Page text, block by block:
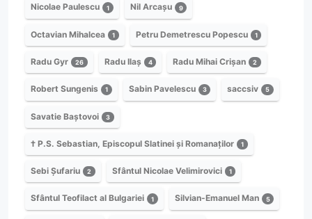
Nicolae Paulescu 1 Nil Arcașu 9
Octavian Mihalcea 1 Petru Demetrescu Popescu 1
Radu Gyr 26 Radu Ilaș 4 Radu Mihai Crișan 2
Robert Sungenis 1 Sabin Pavelescu 3 saccsiv 5
Savatie Baștovoi 3
† P.S. Sebastian, Episcopul Slatinei și Romanaților 1
Sebi Șufariu 2 Sfântul Nicolae Velimirovici 1
Sfântul Teofilact al Bulgariei 1 Silvian-Emanuel Man 5